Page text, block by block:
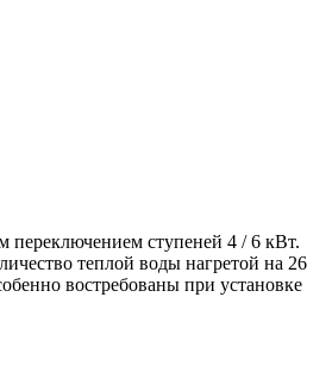
переключением ступеней 4 / 6 кВт.
теплой воды нагретой на 26
востребованы при установке